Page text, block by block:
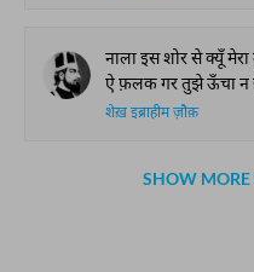
नाला इस शोर से क्यूँ मेरा
ऐ फ़लक गर तुझे ऊँचा न
शेख़ इब्राहीम ज़ौक़
SHOW MORE